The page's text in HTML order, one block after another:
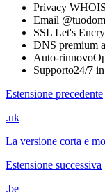
Privacy WHOIS
Email
SSL Let's
DNS premium
Auto-rinnovo
Supporto24/7
Estensione precedente
.uk
La versione corta e
Estensione successiva
.be